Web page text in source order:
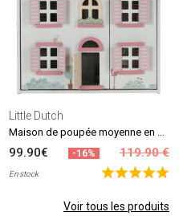
Little Dutch
99.90€ -16% 119.90 €
En stock
Voir tous les produits